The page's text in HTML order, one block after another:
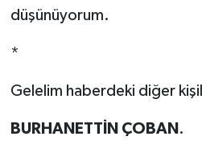
düşünüyorum.
*
Gelelim haberdeki diğer
BURHANETTİN ÇOBAN .